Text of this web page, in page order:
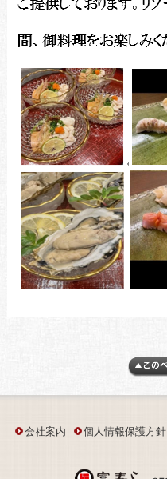
会社案内 個人情報保護方針